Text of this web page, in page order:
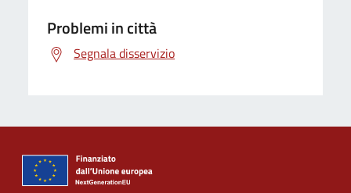
Problemi in città
Segnala disservizio